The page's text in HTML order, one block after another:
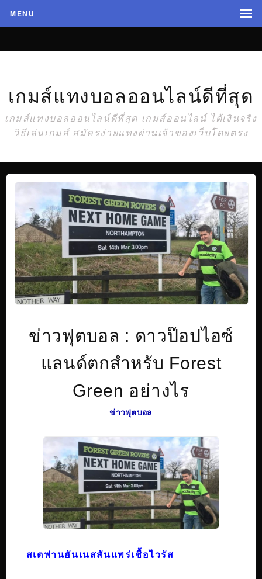
MENU
เกมส์แทงบอลออนไลน์ดีที่สุด
เกมส์แทงบอลออนไลน์ดีที่สุด เกมส์ออนไลน์ ได้เงินจริง
วิธีเล่นเกมส์ สมัครง่ายแทงผ่านเจ้าของเว็บโดยตรง
ข่าวฟุตบอล : ดาวป๊อปไอซ์
แลนด์ตกสำหรับ Forest
Green อย่างไร
ข่าวฟุตบอล
สเตฟานฮันเนสสันแพร่เชื้อไวรัส